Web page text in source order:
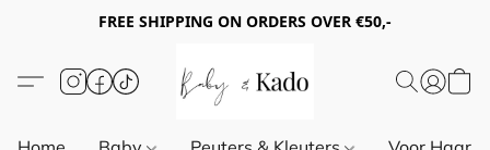
FREE SHIPPING ON ORDERS OVER €50,-